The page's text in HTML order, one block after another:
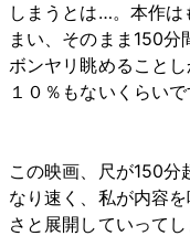
しまうとは…。本作は
まい、そのまま150
ボンヤリ眺めること
１０％もないくらい
この映画、尺が150分
なり速く、私が内容
さと展開していって